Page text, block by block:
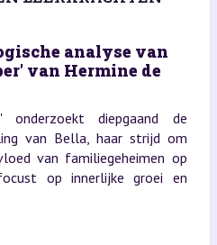
analyse van
van Hermine de
onderzoekt diepgaand de
van Bella, haar strijd om
van familiegeheimen op
op innerlijke groei en